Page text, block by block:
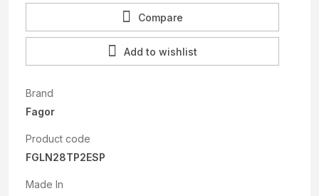
Compare
Add to wishlist
Brand
Fagor
Product code
FGLN28TP2ESP
Made In